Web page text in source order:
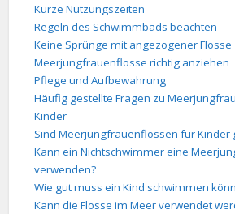
Kurze Nutzungszeiten
Regeln des Schwimmbads beachten
Keine Sprünge mit angezogener Flosse
Meerjungfrauenflosse richtig anziehen
Pflege und Aufbewahrung
Häufig gestellte Fragen zu
Kinder
Sind Meerjungfrauenflossen für Kinder
Kann ein Nichtschwimmer eine
verwenden?
Wie gut muss ein Kind schwimmen
Kann die Flosse im Meer verwendet